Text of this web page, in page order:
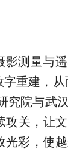
测量与遥
重建，
院与武
攻关，让
光彩，使